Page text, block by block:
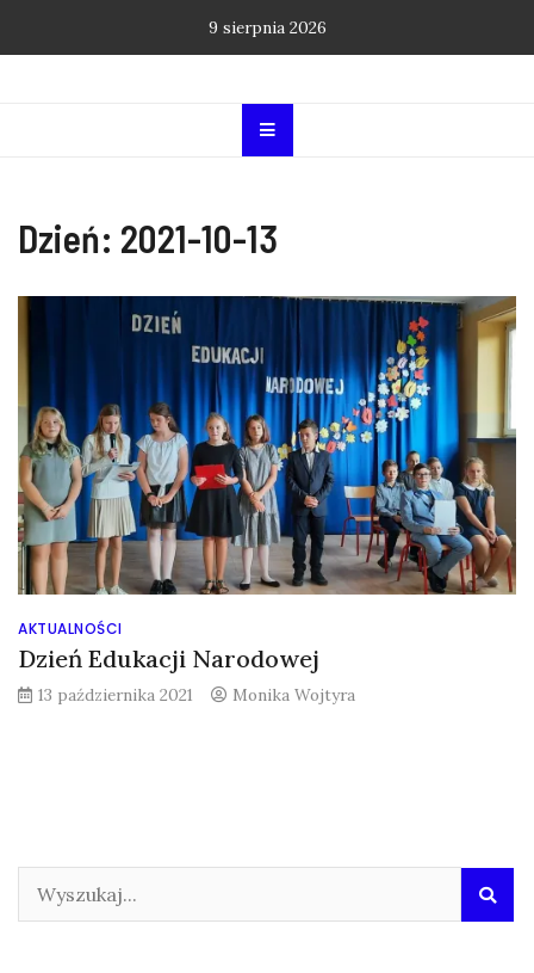
9 sierpnia 2026
Dzień: 2021-10-13
AKTUALNOŚCI
Dzień Edukacji Narodowej
13 października 2021 Monika Wojtyra